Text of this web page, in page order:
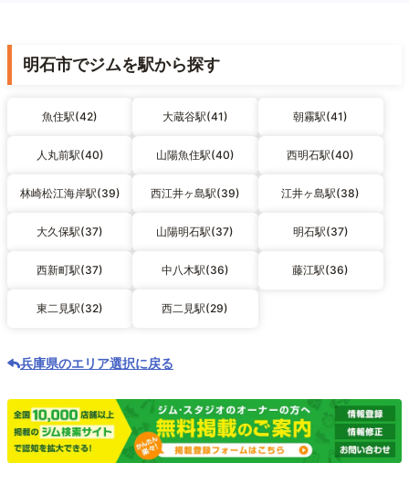
明石市でジムを駅から探す
魚住駅(42) 大蔵谷駅(41) 朝霧駅(41)
人丸前駅(40) 山陽魚住駅(40) 西明石駅(40)
林崎松江海岸駅(39) 西江井ヶ島駅(39) 江井ヶ島駅(38)
大久保駅(37) 山陽明石駅(37) 明石駅(37)
西新町駅(37) 中八木駅(36) 藤江駅(36)
東二見駅(32) 西二見駅(29)
兵庫県のエリア選択に戻る